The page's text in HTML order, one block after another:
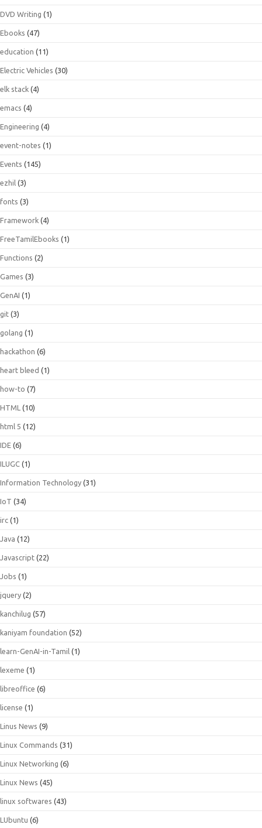
DVD Writing (1)
Ebooks (47)
education (11)
Electric Vehicles (30)
elk stack (4)
emacs (4)
Engineering (4)
event-notes (1)
Events (145)
ezhil (3)
fonts (3)
Framework (4)
FreeTamilEbooks (1)
Functions (2)
Games (3)
GenAI (1)
git (3)
golang (1)
hackathon (6)
heart bleed (1)
how-to (7)
HTML (10)
html 5 (12)
IDE (6)
ILUGC (1)
Information Technology (31)
IoT (34)
irc (1)
Java (12)
Javascript (22)
Jobs (1)
jquery (2)
kanchilug (57)
kaniyam foundation (52)
learn-GenAI-in-Tamil (1)
lexeme (1)
libreoffice (6)
license (1)
Linus News (9)
Linux Commands (31)
Linux Networking (6)
Linux News (45)
linux softwares (43)
LUbuntu (6)